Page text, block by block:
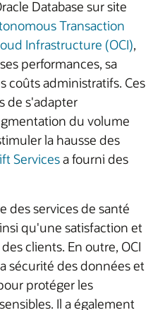
Database sur site
Transaction
Infrastructure (OCI),
performances, sa
coûts administratifs. Ces
de s'adapter
du volume
la hausse des
Servicesa fourni des
des services de santé
qu'une satisfaction et
clients. En outre, OCI
sécurité des données et
protéger les
Il a également